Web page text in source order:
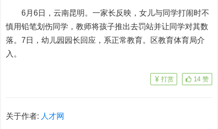
6月6日，云南昆明。一家长反映，女儿与同学打闹时不
慎用铅笔划伤同学，教师将孩子推出去罚站并让同学对其数
落。7日，幼儿园园长回应，系正常教育。区教育体育局介
入。
14 赞
打赏
关于作者: 人才网